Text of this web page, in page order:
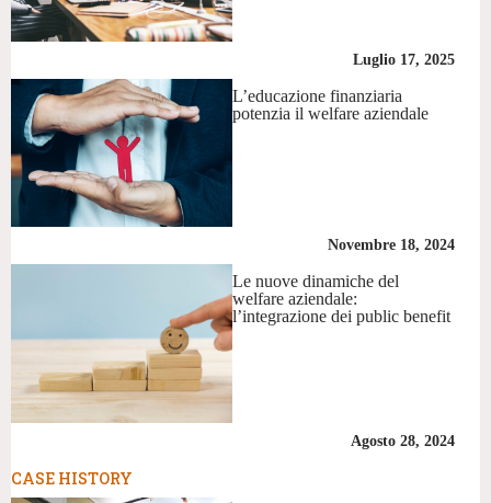
Luglio 17, 2025
L’educazione finanziaria
potenzia il welfare aziendale
Novembre 18, 2024
Le nuove dinamiche del
welfare aziendale:
l’integrazione dei public benefit
Agosto 28, 2024
CASE HISTORY